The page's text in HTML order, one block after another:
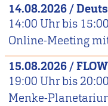
14.08.2026/
14:00 Uhr bis 15:00
Online-Meeting
15.08.2026/
19:00 Uhr bis20:00
Menke-